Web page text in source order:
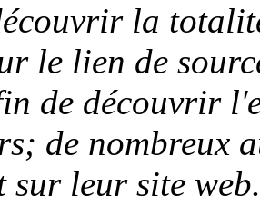
la
le lien de
de découvrir
de nombreux
sur leur site